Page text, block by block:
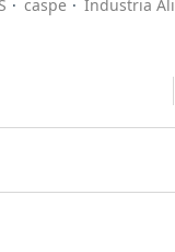
caspe Industria